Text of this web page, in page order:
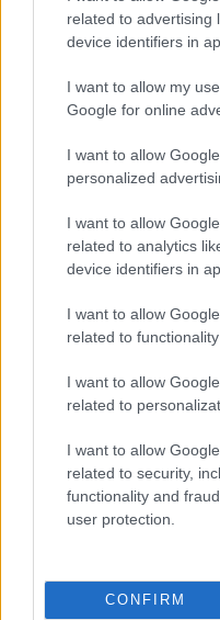
related to advertising
device identifiers in
I want to allow my
Google for online
I want to allow
personalized
I want to allow
related to analytics
device identifiers in
I want to allow
related to
I want to allow
related to
I want to allow
related to security,
functionality and
user protection.
CONFIRM
, 7 Αυγούστου 2026
Χρηματιστήριο
Δείκτης
, 5 Αυγούστου 2026